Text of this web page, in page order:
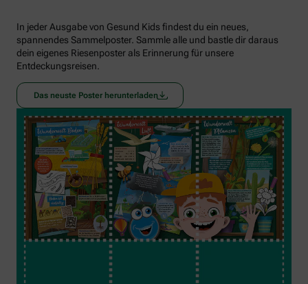
In jeder Ausgabe von Gesund Kids findest du ein neues,
spannendes Sammelposter. Sammle alle und bastle dir daraus
dein eigenes Riesenposter als Erinnerung für unsere
Entdeckungsreisen.
Das neuste Poster herunterladen